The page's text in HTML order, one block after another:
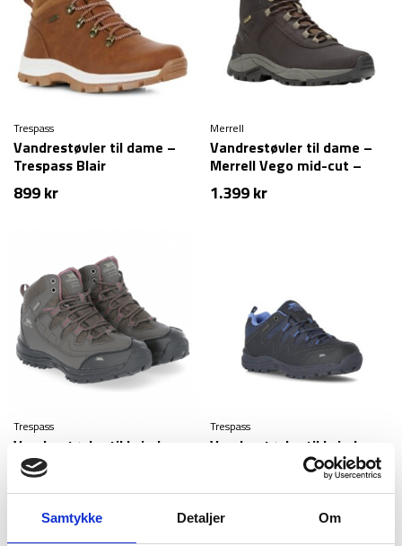
Samtykke Detaljer Om
Trespass
Vandrestøvler til dame –
Trespass Blair
899kr
Merrell
Vandrestøvler til dame –
Merrell Vego mid-cut –
Læder – Brun
1.399kr
Trespass
Vandrestøvler til kvinder –
Mitzi – Brun
799kr
Trespass
Vandrestøvler til kvinder –
Trespass Mitzi low-cut –
699kr